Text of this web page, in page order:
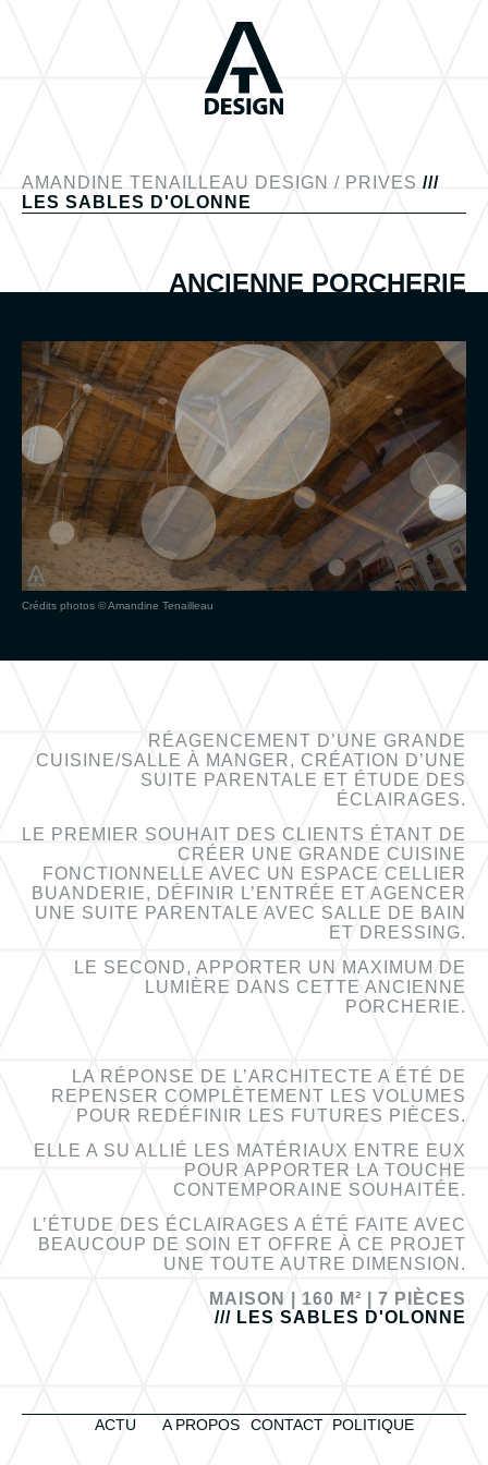
AMANDINE TENAILLEAU DESIGN / PRIVES ///
LES SABLES D'OLONNE
ANCIENNE PORCHERIE
Crédits photos © Amandine Tenailleau
RÉAGENCEMENT D’UNE GRANDE
CUISINE/SALLE À MANGER, CRÉATION D’UNE
SUITE PARENTALE ET ÉTUDE DES
ÉCLAIRAGES.
LE PREMIER SOUHAIT DES CLIENTS ÉTANT DE
CRÉER UNE GRANDE CUISINE
FONCTIONNELLE AVEC UN ESPACE CELLIER
BUANDERIE, DÉFINIR L’ENTRÉE ET AGENCER
UNE SUITE PARENTALE AVEC SALLE DE BAIN
ET DRESSING.
LE SECOND, APPORTER UN MAXIMUM DE
LUMIÈRE DANS CETTE ANCIENNE
PORCHERIE.
LA RÉPONSE DE L’ARCHITECTE A ÉTÉ DE
REPENSER COMPLÈTEMENT LES VOLUMES
POUR REDÉFINIR LES FUTURES PIÈCES.
ELLE A SU ALLIÉ LES MATÉRIAUX ENTRE EUX
POUR APPORTER LA TOUCHE
CONTEMPORAINE SOUHAITÉE.
L’ÉTUDE DES ÉCLAIRAGES A ÉTÉ FAITE AVEC
BEAUCOUP DE SOIN ET OFFRE À CE PROJET
UNE TOUTE AUTRE DIMENSION.
MAISON |
160 M² |
7 PIÈCES
/// LES SABLES D'OLONNE
ACTU A PROPOS CONTACT POLITIQUE